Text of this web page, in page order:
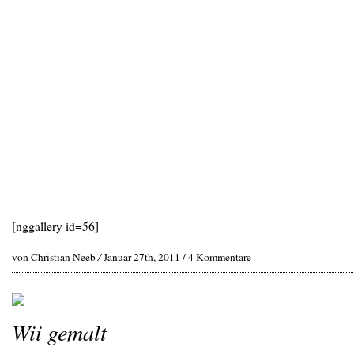
[nggallery id=56]
von Christian Neeb/Januar 27th, 2011 /4 Kommentare
Wii gemalt